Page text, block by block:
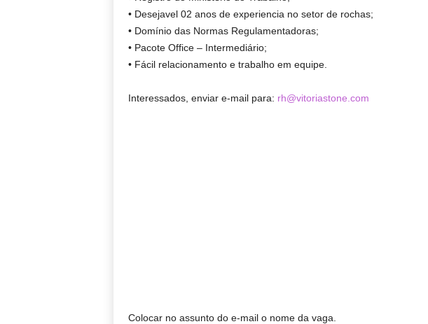
• Desejavel 02 anos de experiencia no setor de rochas;
• Domínio das Normas Regulamentadoras;
• Pacote Office – Intermediário;
• Fácil relacionamento e trabalho em equipe.
Interessados, enviar e-mail para: rh@vitoriastone.com
Colocar no assunto do e-mail o nome da vaga.